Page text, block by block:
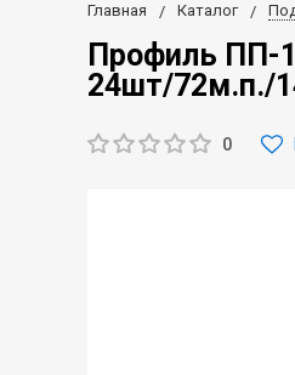
Главная Каталог
Профиль ПП-
24шт/72м.п./
0